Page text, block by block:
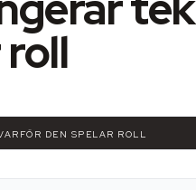
DEN SPELAR ROLL